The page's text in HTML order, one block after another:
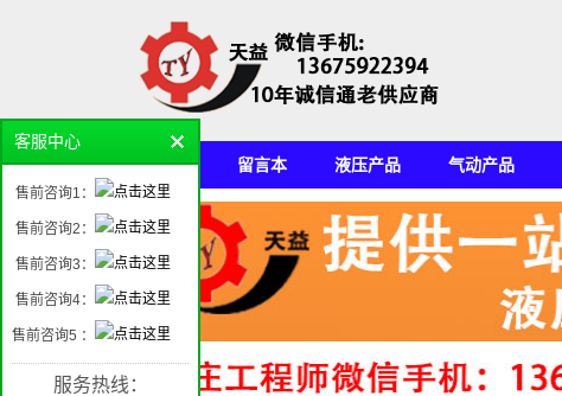
首页 留言本 液压产品 气动产品
机电产品平台
客服中心
售前咨询1：
售前咨询2：
售前咨询3：
售前咨询4：
售前咨询5 ：
服务热线：